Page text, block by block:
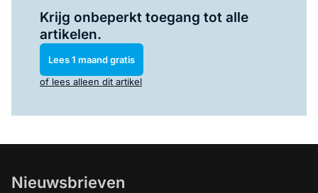
Krijg onbeperkt toegang tot alle
artikelen.
Lees 1 maand gratis
of lees alleen dit artikel
Nieuwsbrieven